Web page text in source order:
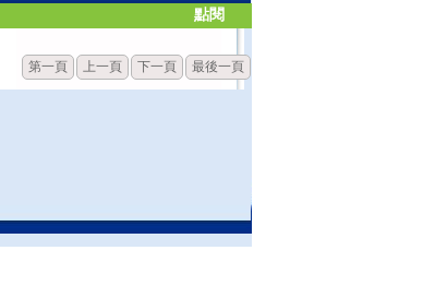
點閱
第一頁 上一頁 下一頁 最後一頁